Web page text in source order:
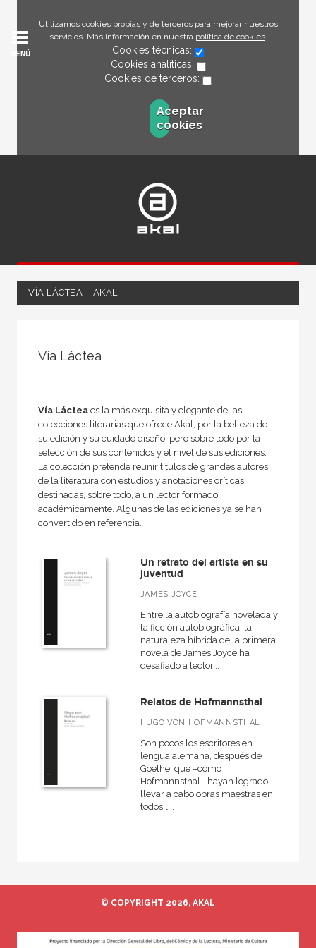
Utilizamos cookies propias y de terceros para mejorar nuestros
servicios. Más información en nuestra política de cookies.
Cookies técnicas:
Cookies analíticas:
Cookies de terceros:
Aceptar
cookies
MENÚ
VÍA LÁCTEA – AKAL
Ficción
Clásicos de la Literatura
MATERIAS
Literatura anglosajona
Literatura eslava
Literatura alemana
Clásicos griegos y latinos
Novela Negra
Básica de bolsillo
Básica de Bolsillo  Serie Clásicos de la literatura alemana
Básica de Bolsillo  Serie Novela Negra
Vía Láctea
Vía Láctea es la más exquisita y elegante de las
colecciones literarias que ofrece Akal, por la belleza de
su edición y su cuidado diseño, pero sobre todo por la
selección de sus contenidos y el nivel de sus ediciones.
La colección pretende reunir títulos de grandes autores
de la literatura con estudios y anotaciones críticas
destinadas, sobre todo, a un lector formado
académicamente. Algunas de las ediciones ya se han
convertido en referencia.
Un retrato del artista en su
juventud
JAMES JOYCE
Entre la autobiografía novelada y
la ficción autobiográfica, la
naturaleza híbrida de la primera
novela de James Joyce ha
desafiado a lector...
Relatos de Hofmannsthal
HUGO VON HOFMANNSTHAL
Son pocos los escritores en
lengua alemana, después de
Goethe, que –como
Hofmannsthal– hayan logrado
llevar a cabo obras maestras en
todos l...
© COPYRIGHT 2026, AKAL